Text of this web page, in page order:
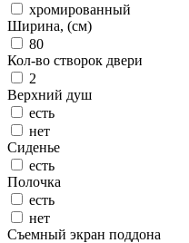
хромированный
Ширина, (см)
80
Кол-во створок двери
2
Верхний душ
есть
нет
Сиденье
есть
Полочка
есть
нет
Съемный экран поддона